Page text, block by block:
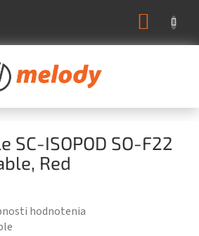
SC-ISOPOD SO-F22
Red
hodnotenia